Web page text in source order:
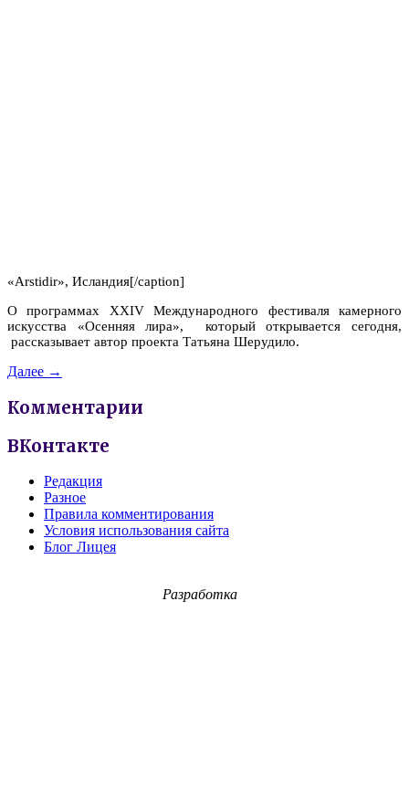
«Arstidir», Исландия[/caption]
О программах XXIV Международного фестиваля камерного
искусства «Осенняя лира», который открывается сегодня,
рассказывает автор проекта Татьяна Шерудило.
Далее →
Комментарии
ВКонтакте
Редакция
Разное
Правила комментирования
Условия использования сайта
Блог Лицея
Разработка